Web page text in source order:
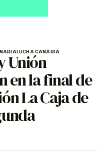
LUCHA CANARIA
Unión
en la final de
La Caja de